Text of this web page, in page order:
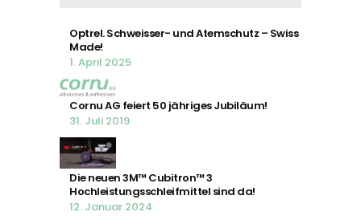
Optrel. Schweisser- und Atemschutz – Swiss
Made!
1. April 2025
Cornu AG feiert 50 jähriges Jubiläum!
31. Juli 2019
Die neuen 3M™ Cubitron™ 3
Hochleistungsschleifmittel sind da!
12. Januar 2024